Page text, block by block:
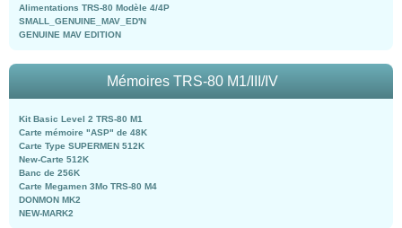
Alimentations TRS-80 Modèle 4/4P
SMALL_GENUINE_MAV_ED'N
GENUINE MAV EDITION
Mémoires TRS-80 M1/III/IV
Kit Basic Level 2 TRS-80 M1
Carte mémoire "ASP" de 48K
Carte Type SUPERMEN 512K
New-Carte 512K
Banc de 256K
Carte Megamen 3Mo TRS-80 M4
DONMON MK2
NEW-MARK2